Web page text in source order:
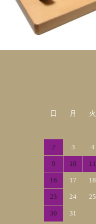
日 月 火
2 3 4
9 10 11
16 17 18
23 24 25
30 31